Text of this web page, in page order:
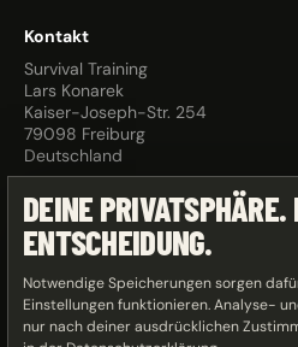
Kontakt
Survival Training
Lars Konarek
Kaiser-Joseph-Str. 254
79098 Freiburg
Deutschland
info@larskonarek.de
Rechtliches
Impressum
Datenschutz
DEINE PRIVATSPHÄRE.
ENTSCHEIDUNG.
Notwendige Speicherungen sorgen
Einstellungen funktionieren. Analyse-
nur nach deiner ausdrücklichen